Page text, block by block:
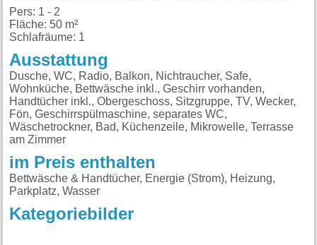
Pers: 1 - 2
Fläche: 50 m²
Schlafräume: 1
Ausstattung
Dusche, WC, Radio, Balkon, Nichtraucher, Safe,
Wohnküche, Bettwäsche inkl., Geschirr vorhanden,
Handtücher inkl., Obergeschoss, Sitzgruppe, TV, Wecker,
Fön, Geschirrspülmaschine, separates WC,
Wäschetrockner, Bad, Küchenzeile, Mikrowelle, Terrasse
am Zimmer
im Preis enthalten
Bettwäsche & Handtücher, Energie (Strom), Heizung,
Parkplatz, Wasser
Kategoriebilder